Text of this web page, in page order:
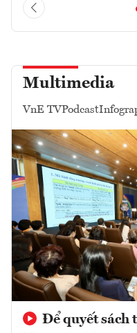
Multimedia
VnE TVPodcast
Để quyết sách